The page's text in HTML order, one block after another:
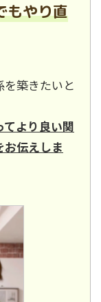
もやり直
築きたいと
より良い関
伝えしま